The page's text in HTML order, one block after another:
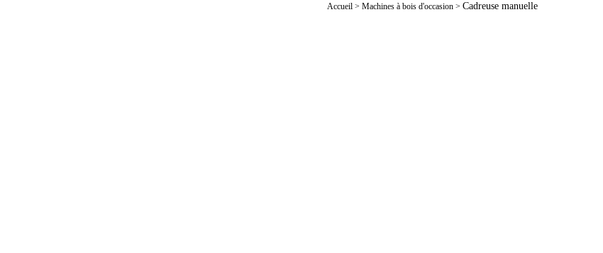
Accueil > Machines à bois d'occasion > Cadreuse manuelle